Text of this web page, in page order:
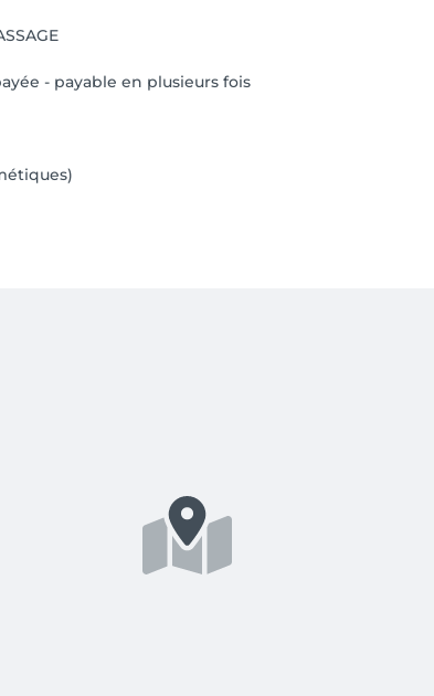
- payable en plusieurs fois